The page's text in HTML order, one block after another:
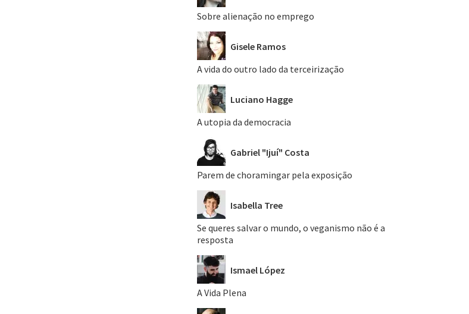
Sobre alienação no emprego
Gisele Ramos
A vida do outro lado da terceirização
Luciano Hagge
A utopia da democracia
Gabriel "Ijuí" Costa
Parem de choramingar pela exposição
Isabella Tree
Se queres salvar o mundo, o veganismo não é a
resposta
Ismael López
A Vida Plena